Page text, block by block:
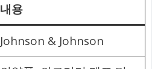
내용
Johnson & Johnson